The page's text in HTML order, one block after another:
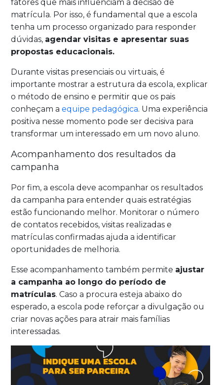
fatores que mais influenciam a decisão de
matrícula. Por isso, é fundamental que a escola
tenha um processo organizado para responder
dúvidas, agendar visitas e apresentar suas
propostas educacionais.
Durante visitas presenciais ou virtuais, é
importante mostrar a estrutura da escola, explicar
o método de ensino e permitir que os pais
conheçam aequipe pedagógica. Uma experiência
positiva nesse momento pode ser decisiva para
transformar um interessado em um novo aluno.
Acompanhamento dos resultados da
campanha
Por fim, a escola deve acompanhar os resultados
da campanha para entender quais estratégias
estão funcionando melhor. Monitorar o número
de contatos recebidos, visitas realizadas e
matrículas confirmadas ajuda a identificar
oportunidades de melhoria.
Esse acompanhamento também permite ajustar
a campanha ao longo do período de
matrículas. Caso a procura esteja abaixo do
esperado, a escola pode reforçar a divulgação ou
criar novas ações para atrair mais famílias
interessadas.